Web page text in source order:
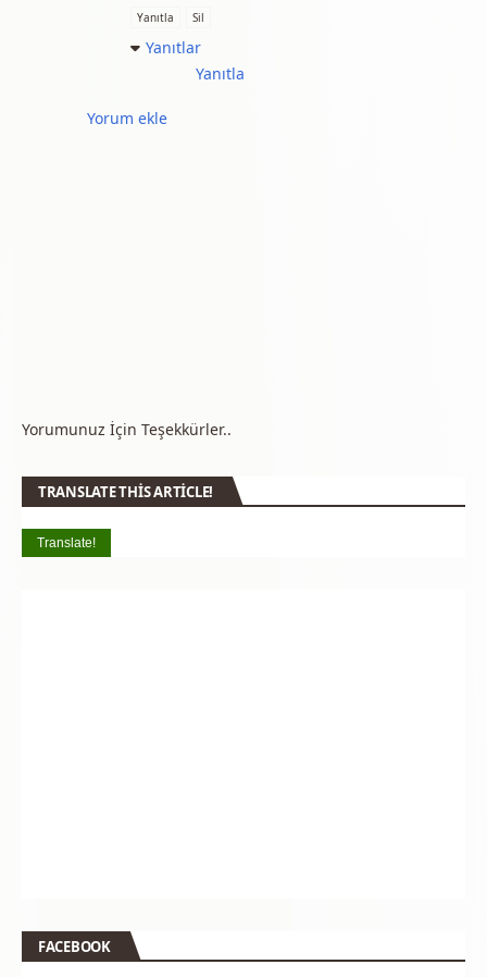
Yanıtla Sil
Yanıtlar
Yanıtla
Yorum ekle
Yorumunuz İçin Teşekkürler..
TRANSLATE THIS ARTICLE!
Translate!
FACEBOOK